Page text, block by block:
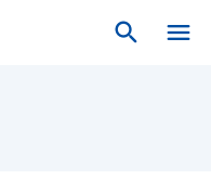
search menu
search close